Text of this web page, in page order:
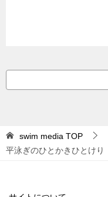
索
swim media TOP
平泳ぎのひとかきひとけり